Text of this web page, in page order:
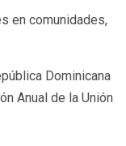
en comunidades,
Dominicana
Anual de la Unión